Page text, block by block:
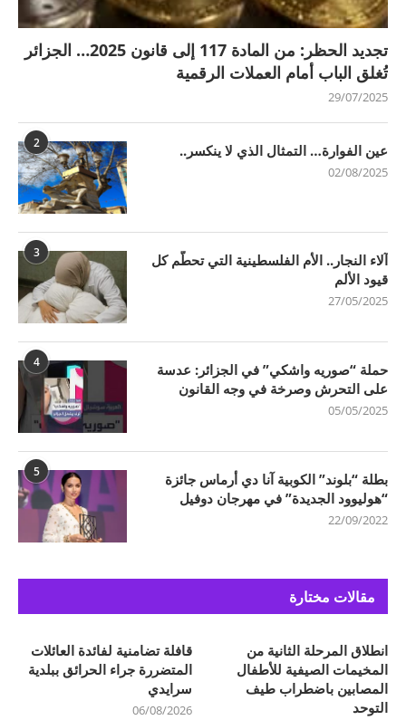
تجديد الحظر: من المادة 117 إلى قانون 2025… الجزائر
تُغلق الباب أمام العملات الرقمية
29/07/2025
2 عين الفوارة… التمثال الذي لا ينكسر..
02/08/2025
3
آلاء النجار.. الأم الفلسطينية التي تحطّم كل
قيود الألم
27/05/2025
4
حملة “صوريه واشكي” في الجزائر: عدسة
على التحرش وصرخة في وجه القانون
05/05/2025
5
بطلة “بلوند” الكوبية آنا دي أرماس جائزة
“هوليوود الجديدة” في مهرجان دوفيل
22/09/2022
مقالات مختارة
قافلة تضامنية لفائدة العائلات
المتضررة جراء الحرائق ببلدية
سرايدي
06/08/2026
انطلاق المرحلة الثانية من
المخيمات الصيفية للأطفال
المصابين باضطراب طيف
التوحد